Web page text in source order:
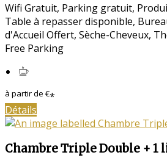
Wifi Gratuit, Parking gratuit,
Table à repasser disponible,
d'Accueil Offert, Sèche-Cheveux,
Free Parking
à partir de €*
Détails
Chambre Triple Double + 1